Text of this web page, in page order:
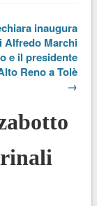
inaugura
Alfredo Marchi
e il presidente
Reno a Tolè
→